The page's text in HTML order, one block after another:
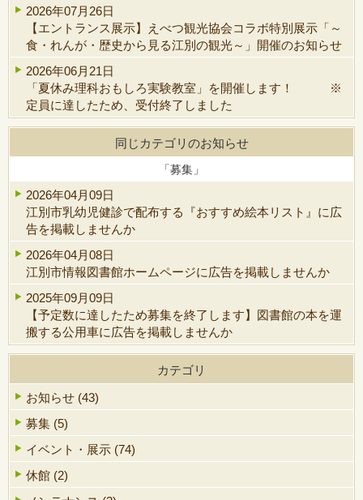
2026年07月26日
【エントランス展示】えべつ観光協会コラボ特別展示「～
食・れんが・歴史から見る江別の観光～」開催のお知らせ
2026年06月21日
「夏休み理科おもしろ実験教室」を開催します！ ※
定員に達したため、受付終了しました
同じカテゴリのお知らせ
「募集」
2026年04月09日
江別市乳幼児健診で配布する『おすすめ絵本リスト』に広
告を掲載しませんか
2026年04月08日
江別市情報図書館ホームページに広告を掲載しませんか
2025年09月09日
【予定数に達したため募集を終了します】図書館の本を運
搬する公用車に広告を掲載しませんか
カテゴリ
お知らせ (43)
募集 (5)
イベント・展示 (74)
休館 (2)